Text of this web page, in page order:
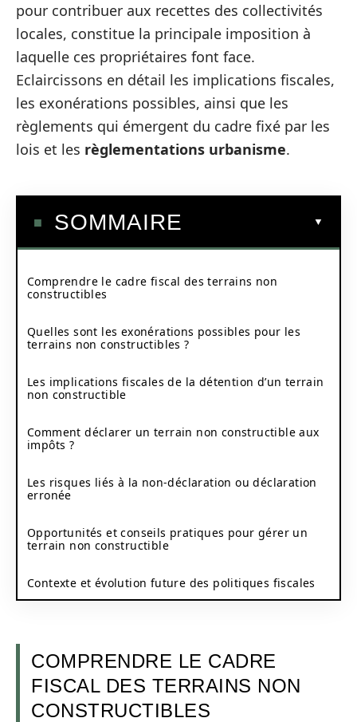
pour contribuer aux recettes des collectivités
locales, constitue la principale imposition à
laquelle ces propriétaires font face.
Eclaircissons en détail les implications fiscales,
les exonérations possibles, ainsi que les
règlements qui émergent du cadre fixé par les
lois et les règlementations urbanisme.
SOMMAIRE
Comprendre le cadre fiscal des terrains non
constructibles
Quelles sont les exonérations possibles pour les
terrains non constructibles ?
Les implications fiscales de la détention d’un terrain
non constructible
Comment déclarer un terrain non constructible aux
impôts ?
Les risques liés à la non-déclaration ou déclaration
erronée
Opportunités et conseils pratiques pour gérer un
terrain non constructible
Contexte et évolution future des politiques fiscales
COMPRENDRE LE CADRE
FISCAL DES TERRAINS NON
CONSTRUCTIBLES